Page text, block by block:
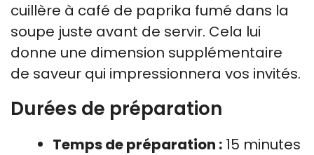
cuillère à café de paprika fumé dans la
soupe juste avant de servir. Cela lui
donne une dimension supplémentaire
de saveur qui impressionnera vos invités.
Durées de préparation
Temps de préparation : 15 minutes